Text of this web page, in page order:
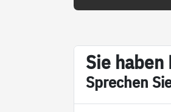
Sie ha­ben
Sp­re­chen